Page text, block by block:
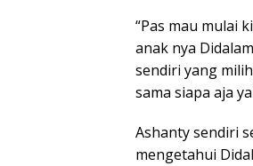
“Pas mau mulai
anak nya
sendiri yang
sama siapa aja
Ashanty sendiri
mengetahui